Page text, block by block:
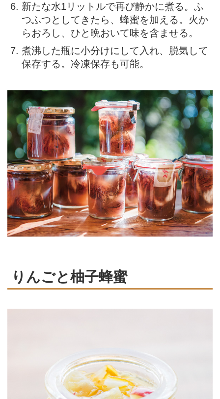
新たな水1リットルで再び静かに煮る。ふ
つふつとしてきたら、蜂蜜を加える。火か
らおろし、ひと晩おいて味を含ませる。
煮沸した瓶に小分けにして入れ、脱気して
保存する。冷凍保存も可能。
りんごと柚子蜂蜜